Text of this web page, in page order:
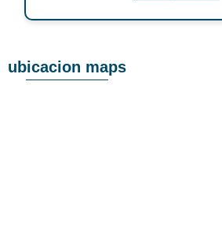
ubicacion maps